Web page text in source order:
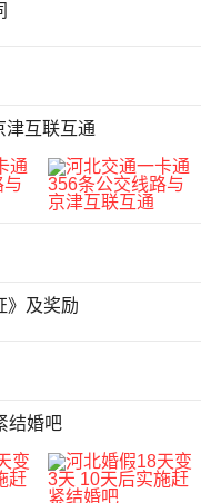
津互联互通
》及奖励
结婚吧